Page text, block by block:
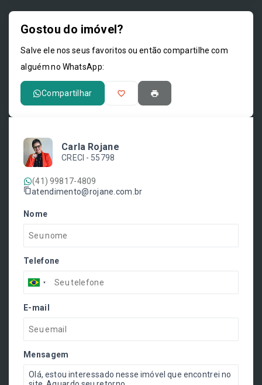
Gostou do imóvel?
Salve ele nos seus favoritos ou então compartilhe com
alguém no WhatsApp:
Compartilhar
Carla Rojane
CRECI - 55798
(41) 99817-4809
atendimento@rojane.com.br
Nome
Telefone
E-mail
Mensagem